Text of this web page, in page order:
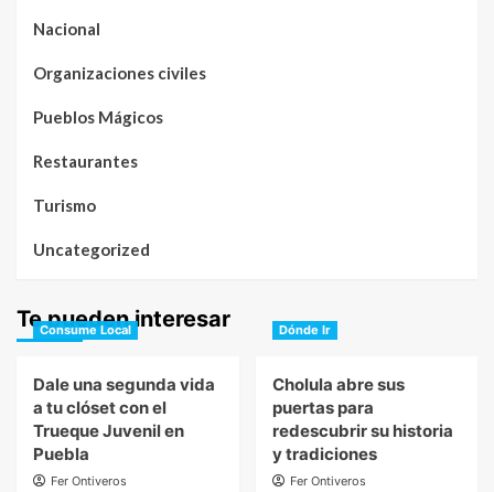
Nacional
Organizaciones civiles
Pueblos Mágicos
Restaurantes
Turismo
Uncategorized
Te pueden interesar
Consume Local
Dale una segunda vida
a tu clóset con el
Trueque Juvenil en
Puebla
Fer Ontiveros
Dónde Ir
Cholula abre sus
puertas para
redescubrir su historia
y tradiciones
Fer Ontiveros